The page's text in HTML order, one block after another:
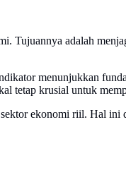
Tujuannya adalah
menunjukkan
tetap krusial untuk
ekonomi riil. Hal ini